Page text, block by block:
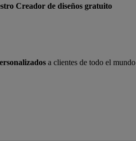
Creador de diseños gratuito
a clientes de todo el mundo